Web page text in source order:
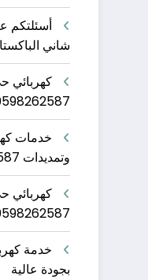
أسئلتكم
شاني
كهربائي
خدمات
وتمديدات 0598262587
كهربائي
خدمة
بجودة عالية